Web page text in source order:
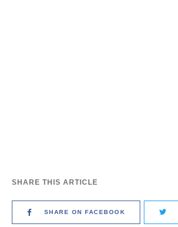
SHARE THIS ARTICLE
SHARE ON FACEBOOK